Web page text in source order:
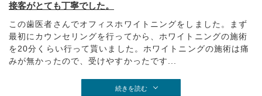
接客がとても丁寧でした。
この歯医者さんでオフィスホワイトニングをしました。まず
最初にカウンセリングを行ってから、ホワイトニングの施術
を20分くらい行って貰いました。ホワイトニングの施術は痛
みが無かったので、受けやすかったです...
続きを読む